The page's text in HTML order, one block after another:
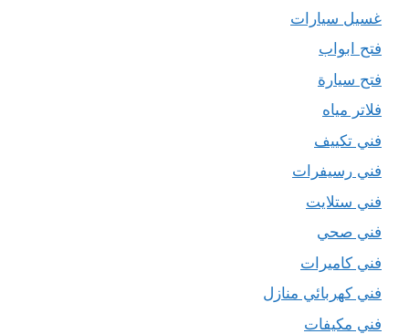
غسيل سيارات
فتح ابواب
فتح سيارة
فلاتر مياه
فني تكييف
فني رسيفرات
فني ستلايت
فني صحي
فني كاميرات
فني كهربائي منازل
فني مكيفات